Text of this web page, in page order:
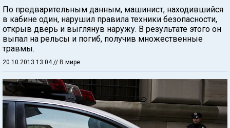
По предварительным данным, машинист, находившийся
в кабине один, нарушил правила техники безопасности,
открыв дверь и выглянув наружу. В результате этого он
выпал на рельсы и погиб, получив множественные
травмы.
20.10.2013 13:04 // В мире